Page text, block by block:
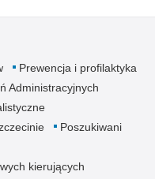
Prewencja i profilaktyka
Administracyjnych
Poszukiwani
kierujących